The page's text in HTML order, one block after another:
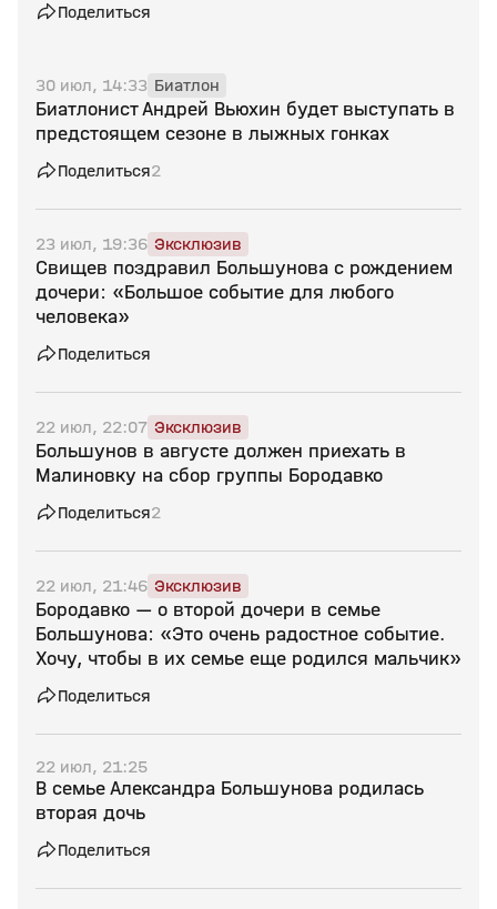
Поделиться
30 июл, 14:33 Биатлон
Биатлонист Андрей Вьюхин будет выступать в
предстоящем сезоне в лыжных гонках
Поделиться2
23 июл, 19:36 Эксклюзив
Свищев поздравил Большунова с рождением
дочери: «Большое событие для любого
человека»
Поделиться
22 июл, 22:07 Эксклюзив
Большунов в августе должен приехать в
Малиновку на сбор группы Бородавко
Поделиться2
22 июл, 21:46 Эксклюзив
Бородавко — о второй дочери в семье
Большунова: «Это очень радостное событие.
Хочу, чтобы в их семье еще родился мальчик»
Поделиться
22 июл, 21:25
В семье Александра Большунова родилась
вторая дочь
Поделиться